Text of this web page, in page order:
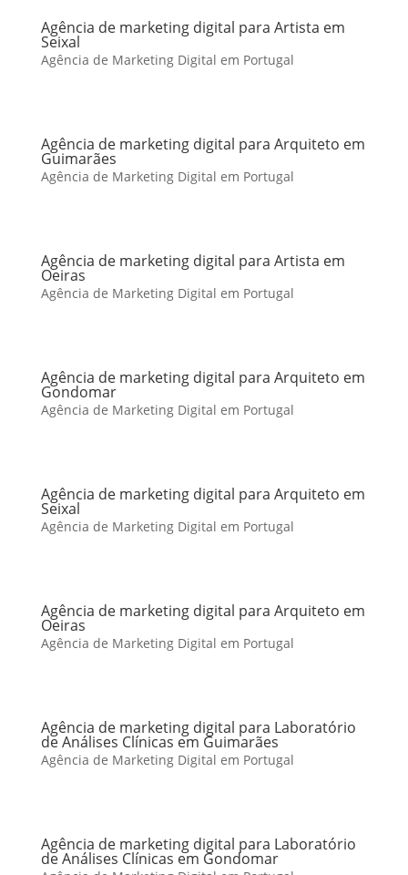
Agência de marketing digital para Artista em
Seixal
Agência de Marketing Digital em Portugal
Agência de marketing digital para Arquiteto em
Guimarães
Agência de Marketing Digital em Portugal
Agência de marketing digital para Artista em
Oeiras
Agência de Marketing Digital em Portugal
Agência de marketing digital para Arquiteto em
Gondomar
Agência de Marketing Digital em Portugal
Agência de marketing digital para Arquiteto em
Seixal
Agência de Marketing Digital em Portugal
Agência de marketing digital para Arquiteto em
Oeiras
Agência de Marketing Digital em Portugal
Agência de marketing digital para Laboratório
de Análises Clínicas em Guimarães
Agência de Marketing Digital em Portugal
Agência de marketing digital para Laboratório
de Análises Clínicas em Gondomar